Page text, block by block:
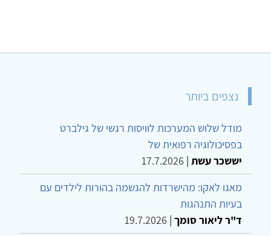
נצפים ביותר
מודל שלוש המערכות לוויסות רגשי של גילברט
בפסיכולוגיה רפואית של
יששכר עשת |
17.7.2026
מאגו לאקו: מהישרדות להגשמה בהורות לילדים עם
בעיות התנהגות
ד"ר ליאור סומך |
19.7.2026